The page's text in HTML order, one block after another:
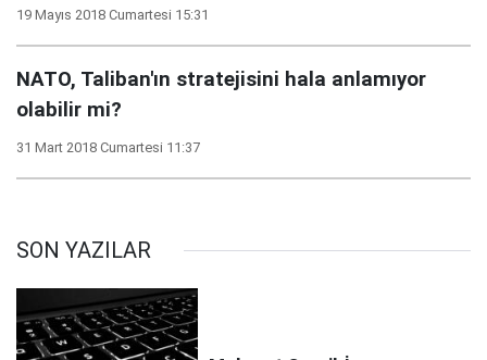
19 Mayıs 2018 Cumartesi 15:31
NATO, Taliban'ın stratejisini hala anlamıyor
olabilir mi?
31 Mart 2018 Cumartesi 11:37
SON YAZILAR